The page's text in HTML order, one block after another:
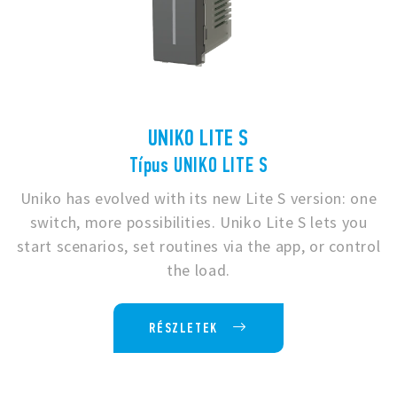
UNIKO LITE S
Típus UNIKO LITE S
Uniko has evolved with its new Lite S version: one
switch, more possibilities. Uniko Lite S lets you
start scenarios, set routines via the app, or control
the load.
RÉSZLETEK